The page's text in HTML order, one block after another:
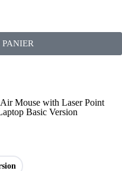
Mouse with Laser Point
Basic Version